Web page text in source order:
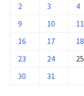
2
3 4
9
10 11
16
17 18
23
24 25
30
31